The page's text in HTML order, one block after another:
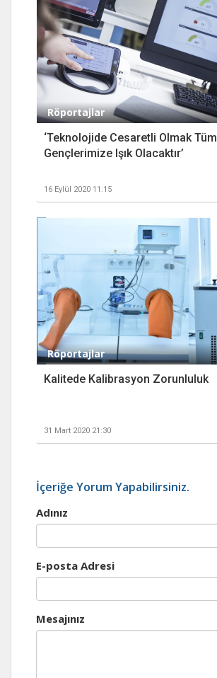
Röportajlar
‘Teknolojide Cesaretli Olmak Tüm
Gençlerimize Işık Olacaktır’
16 Eylül 2020 11:15
Röportajlar
Kalitede Kalibrasyon Zorunluluk
31 Mart 2020 21:30
İçeriğe Yorum Yapabilirsiniz.
Adınız
E-posta Adresi
Mesajınız